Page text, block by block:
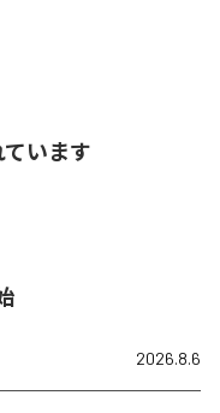
います
2026.8.6